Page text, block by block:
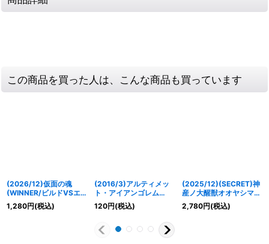
この商品を買った人は、こんな商品も買っています
(2026/12)仮面の魂
(WINNER/ビルドVSエ
ボルイラスト)【CP】
{CB30-CP04}《多》
1,280円(税込)
(2016/3)アルティメッ
ト・アイアンゴレム
(BSC27収録)【C】
{BS24-077}《青》
120円(税込)
(2025/12)(SECRET)神
産ノ大醒獣オオヤシマ/
黄泉ノ醒獣帝ヨモツオオ
カミ(BSC47収録)【転醒
2,780円(税込)